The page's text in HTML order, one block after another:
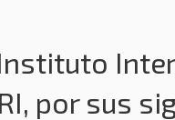
por sus